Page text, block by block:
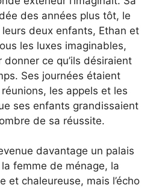
des années plus tôt, le
deux enfants, Ethan et
les luxes imaginables,
ce qu’ils désiraient
Ses journées étaient
les appels et les
ses enfants grandissaient
de sa réussite.
davantage un palais
la femme de ménage, la
et chaleureuse, mais l’écho